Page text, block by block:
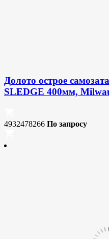
Долото острое
SLEDGE 400мм,
4932478266 По запросу